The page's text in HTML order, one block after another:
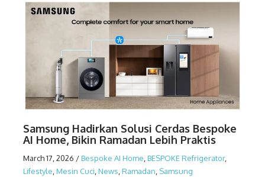
Samsung Hadirkan Solusi Cerdas Bespoke
AI Home, Bikin Ramadan Lebih Praktis
March 17, 2026 /Bespoke AI Home BESPOKE Refrigerator,
Lifestyle Mesin Cuci News Ramadan Samsung